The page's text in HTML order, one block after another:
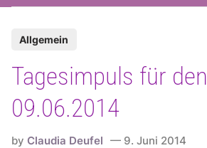
t
e
d
Allgemein
Tagesimpuls für den
09.06.2014
byClaudia Deufel 9. Juni 2014